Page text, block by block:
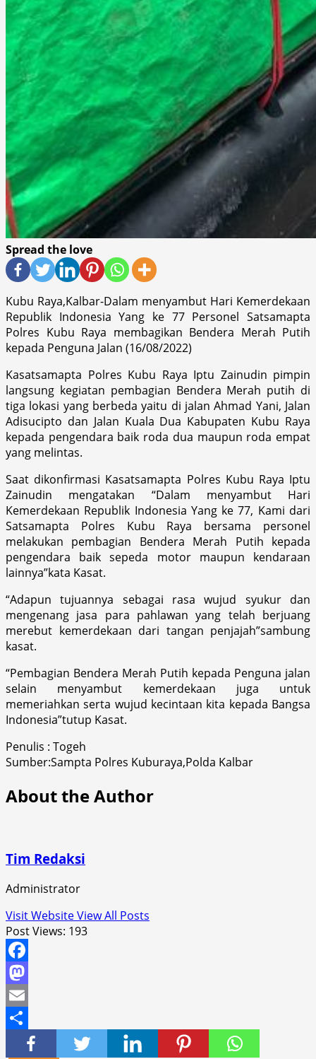
Spread the love
Kubu Raya,Kalbar-Dalam menyambut Hari Kemerdekaan
Republik Indonesia Yang ke 77 Personel Satsamapta
Polres Kubu Raya membagikan Bendera Merah Putih
kepada Penguna Jalan (16/08/2022)
Kasatsamapta Polres Kubu Raya Iptu Zainudin pimpin
langsung kegiatan pembagian Bendera Merah putih di
tiga lokasi yang berbeda yaitu di jalan Ahmad Yani, Jalan
Adisucipto dan Jalan Kuala Dua Kabupaten Kubu Raya
kepada pengendara baik roda dua maupun roda empat
yang melintas.
Saat dikonfirmasi Kasatsamapta Polres Kubu Raya Iptu
Zainudin mengatakan “Dalam menyambut Hari
Kemerdekaan Republik Indonesia Yang ke 77, Kami dari
Satsamapta Polres Kubu Raya bersama personel
melakukan pembagian Bendera Merah Putih kepada
pengendara baik sepeda motor maupun kendaraan
lainnya”kata Kasat.
“Adapun tujuannya sebagai rasa wujud syukur dan
mengenang jasa para pahlawan yang telah berjuang
merebut kemerdekaan dari tangan penjajah”sambung
kasat.
“Pembagian Bendera Merah Putih kepada Penguna jalan
selain menyambut kemerdekaan juga untuk
memeriahkan serta wujud kecintaan kita kepada Bangsa
Indonesia”tutup Kasat.
Penulis : Togeh
Sumber:Sampta Polres Kuburaya,Polda Kalbar
About the Author
Tim Redaksi
Administrator
Visit WebsiteView All Posts
Post Views: 193
Facebook
Mastodon
Email
Share